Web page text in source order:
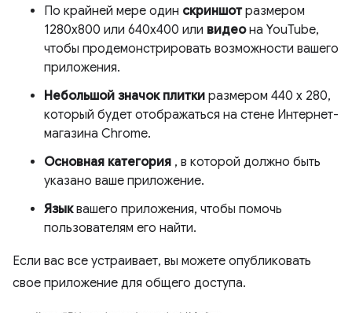
По крайней мере один скриншотразмером
1280x800 или 640x400 или видеона YouTube,
чтобы продемонстрировать возможности вашего
приложения.
Небольшой значок плитки размером 440 x 280,
который будет отображаться на стене Интернет-
магазина Chrome.
Основная категория , в которой должно быть
указано ваше приложение.
Языквашего приложения, чтобы помочь
пользователям его найти.
Если вас все устраивает, вы можете опубликовать
свое приложение для общего доступа.